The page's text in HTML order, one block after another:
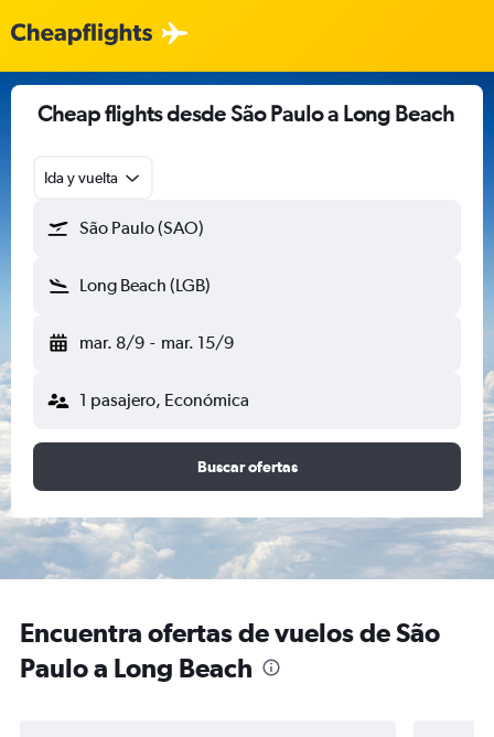
Cheap flights desde São Paulo a Long Beach
Ida y vuelta
São Paulo (SAO)
Long Beach (LGB)
mar. 8/9 - mar. 15/9
1 pasajero, Económica
Buscar ofertas
Encuentra ofertas de vuelos de São
Paulo a Long Beach